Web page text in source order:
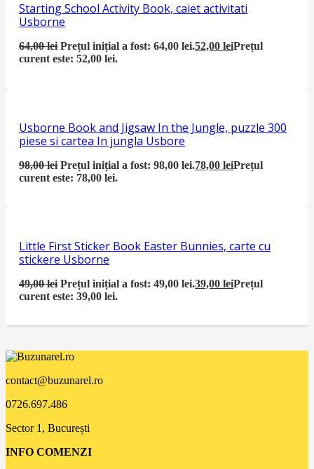
Starting School Activity Book, caiet activitati
Usborne
64,00lei Prețul inițial a fost: 64,00 lei.52,00leiPrețul
curent este: 52,00 lei.
Usborne Book and Jigsaw In the Jungle, puzzle 300
piese si cartea In jungla Usbore
98,00lei Prețul inițial a fost: 98,00 lei.78,00leiPrețul
curent este: 78,00 lei.
Little First Sticker Book Easter Bunnies, carte cu
stickere Usborne
49,00lei Prețul inițial a fost: 49,00 lei.39,00leiPrețul
curent este: 39,00 lei.
contact@buzunarel.ro
0726.697.486
Sector 1, București
INFO COMENZI